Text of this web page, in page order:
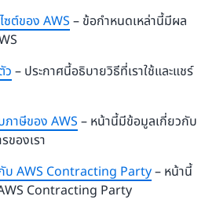
ซต์ของ AWS – ข้อกำหนดเหล่านี้มีผล
ว – ประกาศนี้อธิบายวิธีที่เราใช้และแชร์
ภาษีของ AWS – หน้านี้มีข้อมูลเกี่ยวกับ
ของเรา
บ AWS Contracting Party– หน้านี้
Contracting Party